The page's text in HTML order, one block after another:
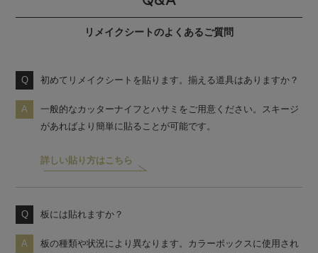
リメイクシートのよくあるご質問
初めてリメイクシートを貼ります。揃える道具はありますか？
一般的なカッターナイフとハサミをご用意ください。スキージ
があればより簡単に貼ることが可能です。
詳しい貼り方はこちら
板には貼れますか？
板の種類や状況により異なります。カラーボックスに使用され